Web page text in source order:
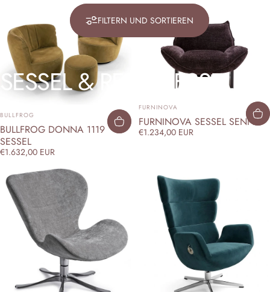
SESSEL&RELAXSESSEL
FILTERN UND SORTIEREN
ANBIETER:
BULLFROG
BULLFROG DONNA 1119
SESSEL
€1.632,00 EUR
ANBIETER:
FURNINOVA
FURNINOVA SESSEL SENNA
€1.234,00 EUR